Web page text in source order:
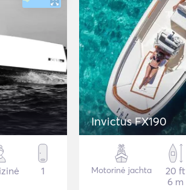
1
Invictus FX190
Motorinė jachta
20 ft
6 m